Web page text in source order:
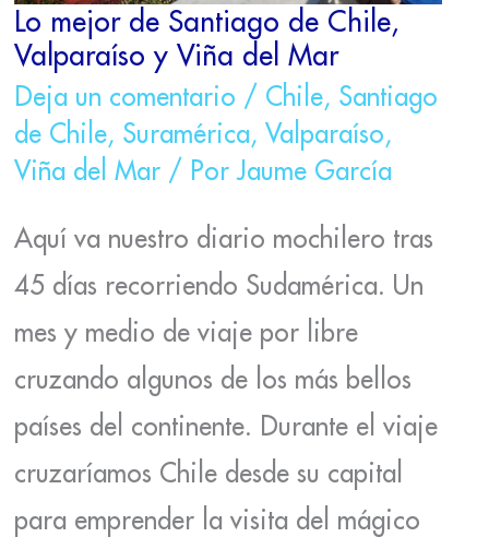
Lo mejor de Santiago de Chile,
Valparaíso y Viña del Mar
Deja un comentario / Chile, Santiago
de Chile, Suramérica, Valparaíso,
Viña del Mar/ PorJaume García
Aquí va nuestro diario mochilero tras
45 días recorriendo Sudamérica. Un
mes y medio de viaje por libre
cruzando algunos de los más bellos
países del continente. Durante el viaje
cruzaríamos Chile desde su capital
para emprender la visita del mágico